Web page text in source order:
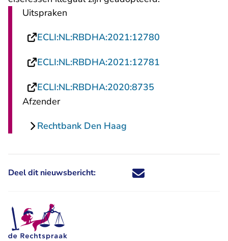
Uitspraken
ECLI:NL:RBDHA:2021:12780
ECLI:NL:RBDHA:2021:12781
ECLI:NL:RBDHA:2020:8735
Afzender
Rechtbank Den Haag
Deel dit nieuwsbericht: Deel dit nieuwsbericht via X -
Deel dit nieuwsbericht via
Deel dit nieuwsbericht
Deel dit